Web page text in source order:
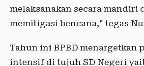
melaksanakan secara mandiri
memitigasi bencana," tegas
Tahun ini BPBD menargetkan
intensif di tujuh SD Negeri